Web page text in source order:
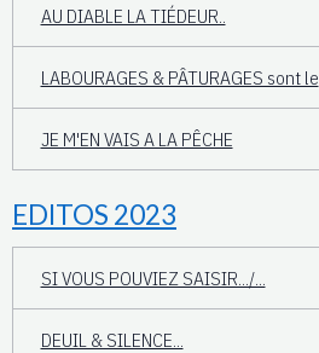
AU DIABLE LA TIÉDEUR..
LABOURAGES & PÂTURAGES sont le
JE M'EN VAIS A LA PÊCHE
EDITOS 2023
SI VOUS POUVIEZ SAISIR.../...
DEUIL & SILENCE...